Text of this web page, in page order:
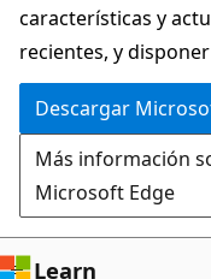
principal
características y
recientes, y
Descargar
Más información
Microsoft Edge
Learn